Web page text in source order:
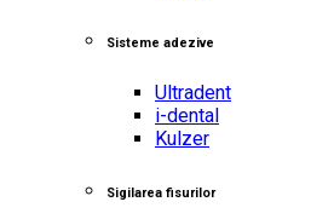
Sisteme adezive
Ultradent
i-dental
Kulzer
Sigilarea fisurilor